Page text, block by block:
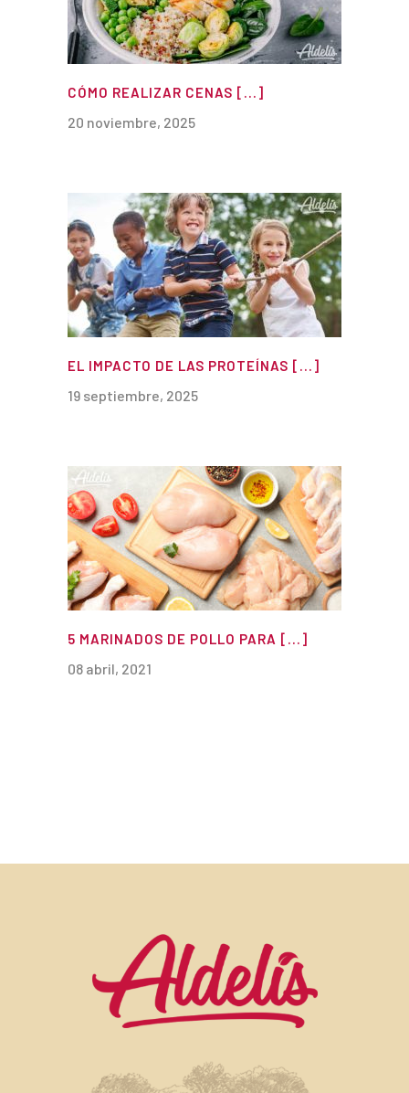
CÓMO REALIZAR CENAS [...]
20 noviembre, 2025
EL IMPACTO DE LAS PROTEÍNAS [...]
19 septiembre, 2025
5 MARINADOS DE POLLO PARA [...]
08 abril, 2021